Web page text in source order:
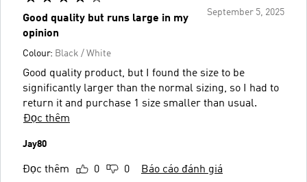
September 5, 2025
Good quality but runs large in my
opinion
Colour: Black / White
Good quality product, but I found the size to be
significantly larger than the normal sizing, so I had to
return it and purchase 1 size smaller than usual.
Đọc thêm
Jay80
Đọc thêm 0 0 Báo cáo đánh giá